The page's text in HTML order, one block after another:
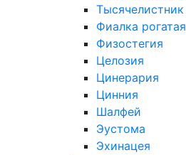
Тысячелистник
Фиалка рогатая
Физостегия
Целозия
Цинерария
Цинния
Шалфей
Эустома
Эхинацея